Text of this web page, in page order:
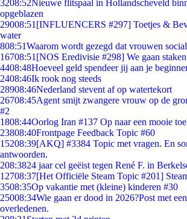
3208:52Nieuwe flitspaal in Hollandscheveld
opgeblazen
29008:51 [INFLUENCERS #297] Toetjes &
water
808:51Waarom wordt gezegd dat vrouwen
16708:51 [NOS Eredivisie #298] We gaan staken
4408:48Hoeveel geld spendeer jij aan je
2408:46Ik rook nog steeds
28908:46Nederland stevent af op watertekort
26708:45Agent smijt zwangere vrouw op de
#2
1808:44Oorlog Iran #137 Op naar een mooie
23808:40Frontpage Feedback Topic #60
15208:39[AKQ] #3384 Topic met vragen. En
antwoorden.
208:3824 jaar cel geëist tegen René F. in
12708:37[Het Officiële Steam Topic #201]
3508:35Op vakantie met (kleine) kinderen #30
25008:34Wie gaan er dood in 2026?Post met
overledenen.